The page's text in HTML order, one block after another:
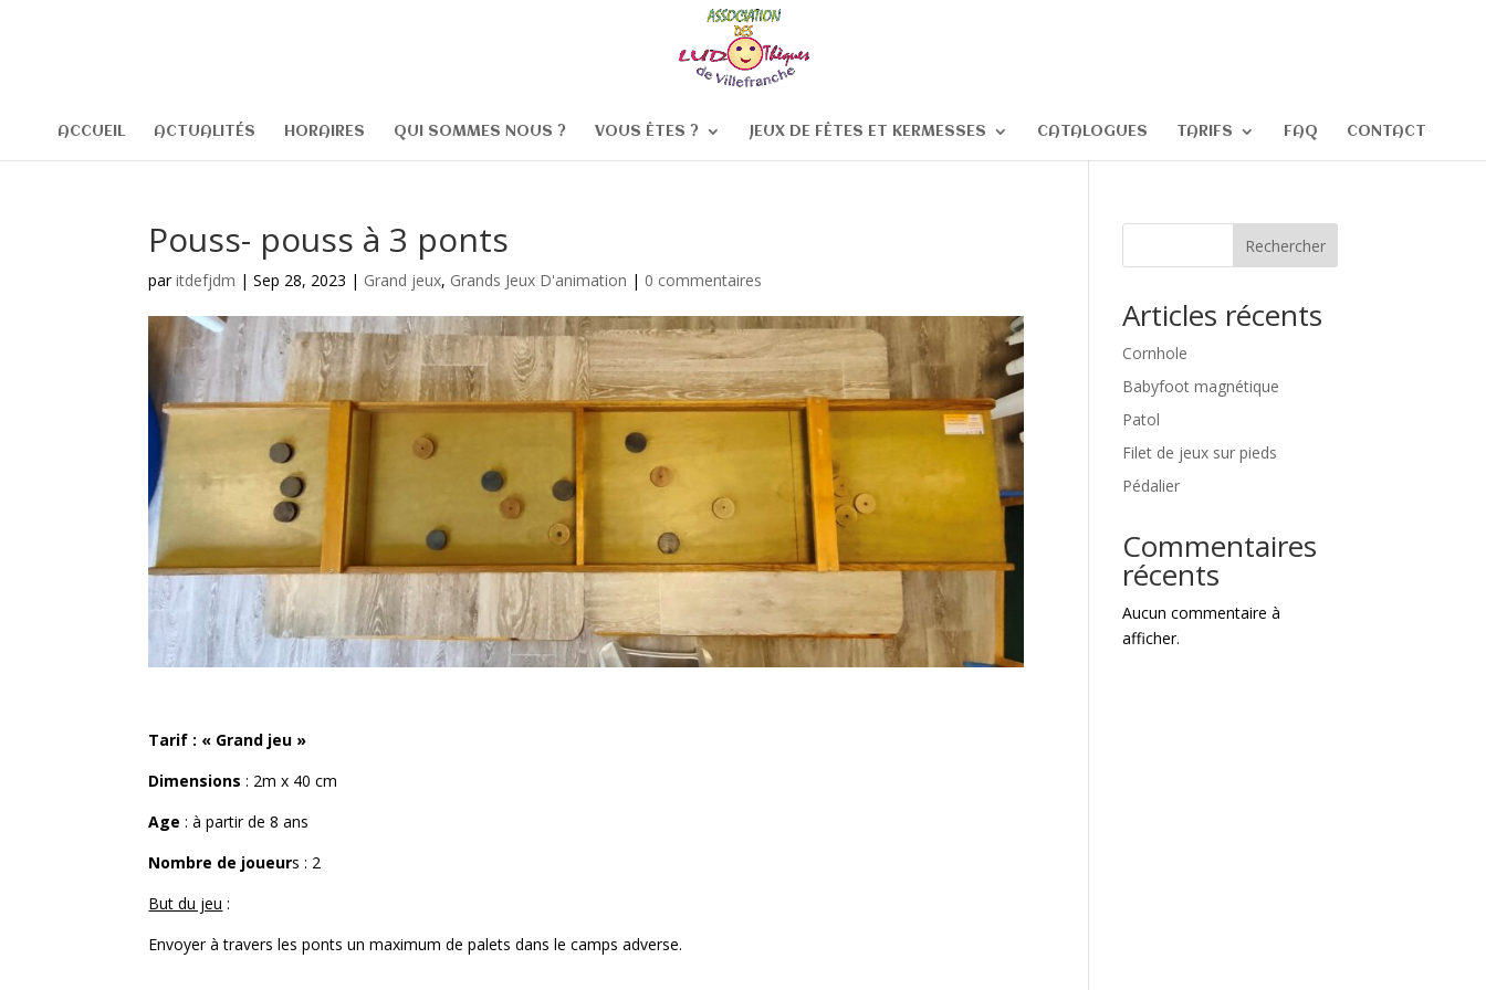
ACCUEIL ACTUALITÉS HORAIRES QUI SOMMES NOUS ? VOUS ÊTES ? JEUX DE FÊTES ET KERMESSES CATALOGUES TARIFS FAQ CONTACT
Pouss- pouss à 3 ponts
paritdefjdm |Sep 28, 2023 | Grand jeux, Grands Jeux D'animation | 0 commentaires
Tarif : « Grand jeu »
Dimensions : 2m x 40 cm
Age : à partir de 8 ans
Nombre de joueurs : 2
But du jeu :
Envoyer à travers les ponts un maximum de palets dans le camps adverse.
Rechercher
Articles récents
Cornhole
Babyfoot magnétique
Patol
Filet de jeux sur pieds
Pédalier
Commentaires
récents
Aucun commentaire à
afficher.